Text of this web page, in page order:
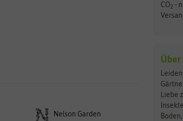
Nelson Garden
CO2 -
Über
Liebe